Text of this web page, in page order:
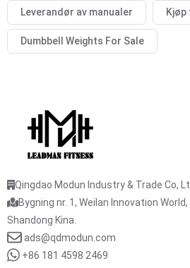
Leverandør av manualer
Dumbbell Weights For Sale
Qingdao Modun Industry & Trade Co,
Bygning nr. 1, Weilan Innovation
Shandong Kina.
ads@qdmodun.com
+86 181 4598 2469